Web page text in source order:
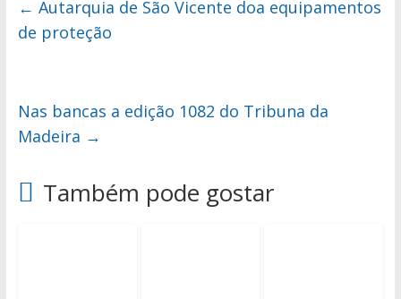
← Autarquia de São Vicente doa equipamentos
de proteção
Nas bancas a edição 1082 do Tribuna da
Madeira →
Também pode gostar